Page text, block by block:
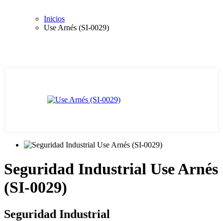
Inicios
Use Arnés (SI-0029)
Seguridad Industrial Use Arnés
(SI-0029)
Seguridad Industrial